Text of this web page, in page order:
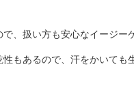
、扱い方も安心なイージー
もあるので、汗をかいて